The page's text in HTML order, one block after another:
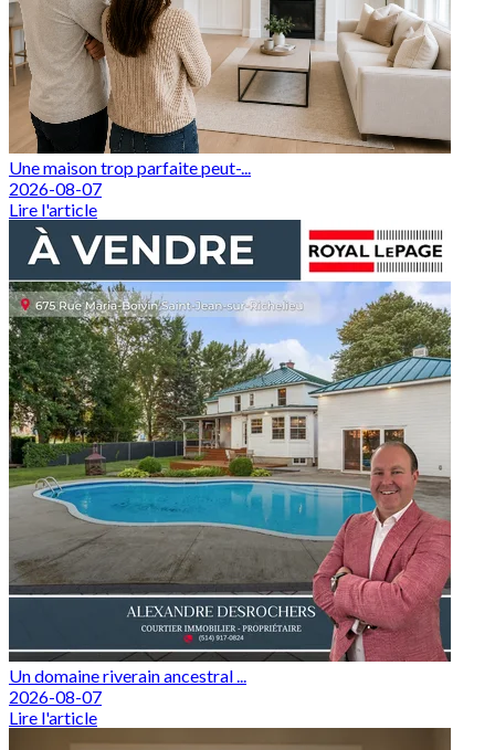
Une maison trop parfaite peut-...
2026-08-07
Lire l'article
Un domaine riverain ancestral ...
2026-08-07
Lire l'article